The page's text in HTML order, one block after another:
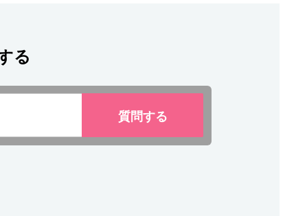
る
質問する